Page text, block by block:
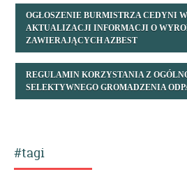
OGŁOSZENIE BURMISTRZA CEDYNI
AKTUALIZACJI INFORMACJI O
ZAWIERAJĄCYCH AZBEST
REGULAMIN KORZYSTANIA Z
SELEKTYWNEGO GROMADZENIA
#tagi